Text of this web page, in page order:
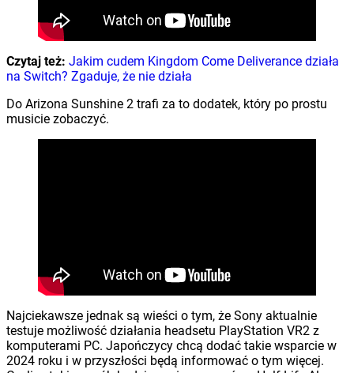
Czytaj też: Jakim cudem Kingdom Come Deliverance działa
na Switch? Zgaduje, że nie działa
Do Arizona Sunshine 2 trafi za to dodatek, który po prostu
musicie zobaczyć.
Najciekawsze jednak są wieści o tym, że Sony aktualnie
testuje możliwość działania headsetu PlayStation VR2 z
komputerami PC. Japończycy chcą dodać takie wsparcie w
2024 roku i w przyszłości będą informować o tym więcej.